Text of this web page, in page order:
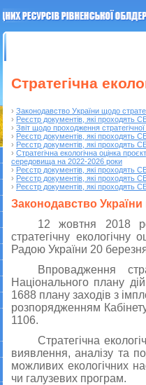
Стратегічна
› Законодавство України щодо
› Реєстр документів, які проходять
› Звіт щодо проходження стратегічної
› Реєстр документів, які проходять
› Реєстр документів, які проходять
› Стратегічна екологічна оцінка
середовища на 2022-2026 роки
› Реєстр документів, які проходять
› Реєстр документів, які проходять
› Реєстр документів, які проходять
Законодавство України
12 жовтня 2018
стратегічну
Радою України 20
Впровадження
Національного плану
1688 плану заходів з
розпорядженням
1106.
Стратегічна
виявлення, аналізу та
можливих екологічних
чи галузевих програм.